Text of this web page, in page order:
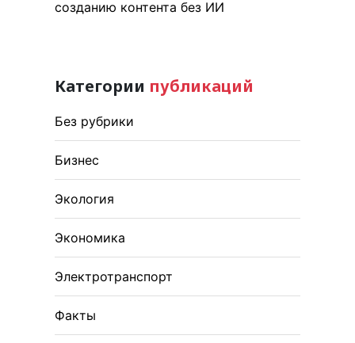
созданию контента без ИИ
Категории публикаций
Без рубрики
Бизнес
Экология
Экономика
Электротранспорт
Факты